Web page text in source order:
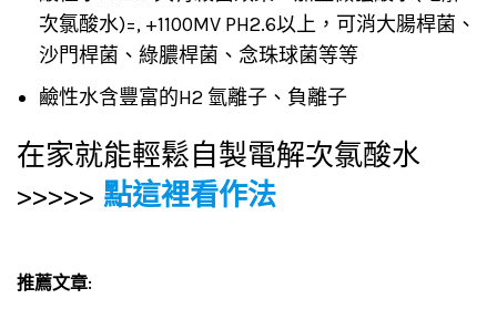
次氯酸水)=, +1100MV PH2.6以上，可消大腸桿菌、
沙門桿菌、綠膿桿菌、念珠球菌等等
鹼性水含豐富的H2 氫離子、負離子
在家就能輕鬆自製電解次氯酸水
>>>>> 點這裡看作法
推薦文章: